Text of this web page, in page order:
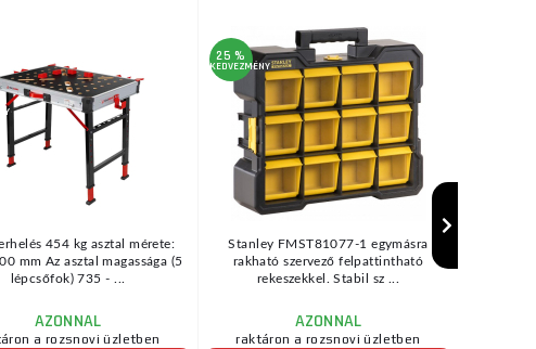
454 kg asztal mérete:
mm Az asztal magassága (5
lépcsőfok) 735 - ...
AZONNAL
a rozsnovi üzletben
25 %
KEDVEZMÉNY
Stanley FMST81077-1 egymásra
rakható szervező felpattintható
rekeszekkel. Stabil sz ...
AZONNAL
raktáron a rozsnovi üzletben